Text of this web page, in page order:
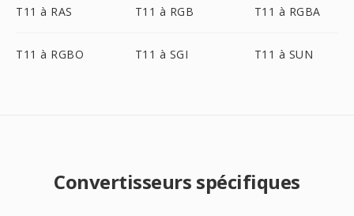
T11 à RAS T11 à RGB T11 à RGBA
T11 à RGBO T11 à SGI T11 à SUN
Convertisseurs spécifiques